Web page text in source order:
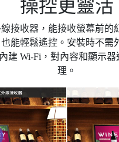
操控更靈活
接收器，能接收螢幕前的
能輕鬆遙控。安裝時不需
建 Wi-Fi，對內容和顯示
理。